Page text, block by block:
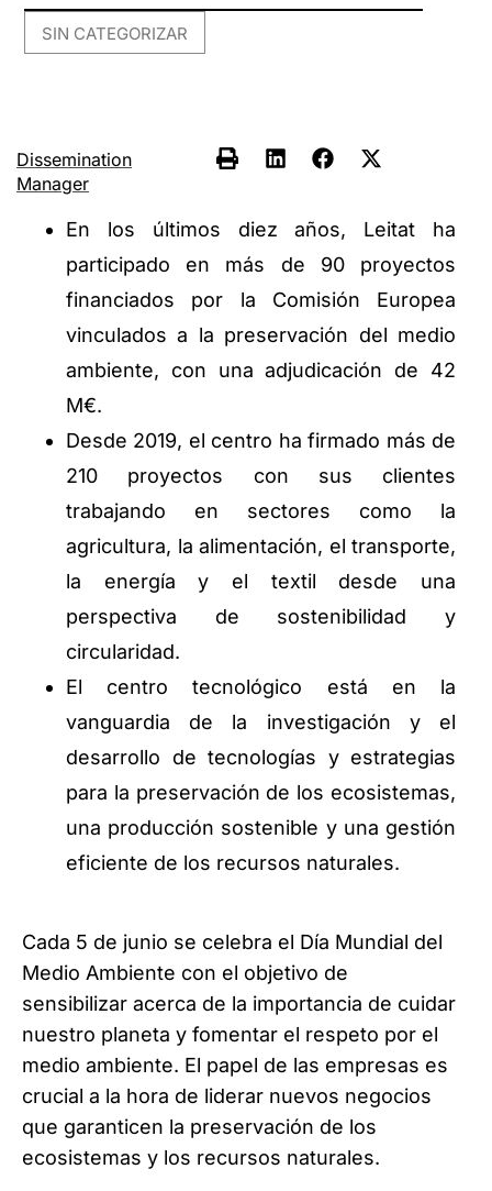
SIN CATEGORIZAR
Dissemination
Manager
En los últimos diez años, Leitat ha
participado en más de 90 proyectos
financiados por la Comisión Europea
vinculados a la preservación del medio
ambiente, con una adjudicación de 42
M€.
Desde 2019, el centro ha firmado más de
210 proyectos con sus clientes
trabajando en sectores como la
agricultura, la alimentación, el transporte,
la energía y el textil desde una
perspectiva de sostenibilidad y
circularidad.
El centro tecnológico está en la
vanguardia de la investigación y el
desarrollo de tecnologías y estrategias
para la preservación de los ecosistemas,
una producción sostenible y una gestión
eficiente de los recursos naturales.
Cada 5 de junio se celebra el Día Mundial del
Medio Ambiente con el objetivo de
sensibilizar acerca de la importancia de cuidar
nuestro planeta y fomentar el respeto por el
medio ambiente. El papel de las empresas es
crucial a la hora de liderar nuevos negocios
que garanticen la preservación de los
ecosistemas y los recursos naturales.